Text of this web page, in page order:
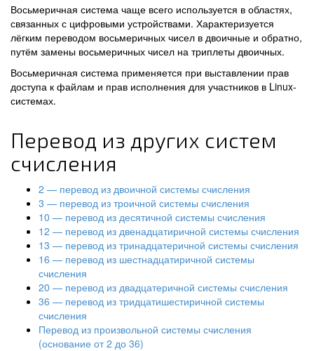
Восьмеричная система чаще всего используется в областях,
связанных с цифровыми устройствами. Характеризуется
лёгким переводом восьмеричных чисел в двоичные и обратно,
путём замены восьмеричных чисел на триплеты двоичных.
Восьмеричная система применяется при выставлении прав
доступа к файлам и прав исполнения для участников в Linux-
системах.
Перевод из других систем
счисления
2 — перевод из двоичной системы счисления
3 — перевод из троичной системы счисления
10 — перевод из десятичной системы счисления
12 — перевод из двенадцатиричной системы счисления
13 — перевод из тринадцатеричной системы счисления
16 — перевод из шестнадцатиричной системы
счисления
20 — перевод из двадцатеричной системы счисления
36 — перевод из тридцатишестиричной системы
счисления
Перевод из произвольной системы счисления
(основание от 2 до 36)